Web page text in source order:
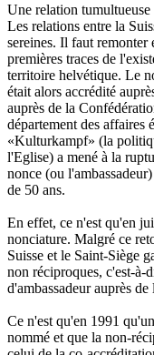
Une relation tumultueuse
Les relations entre la
sereines. Il faut
premières traces de
territoire helvétique. Le
était alors accrédité
auprès de la
département des
«Kulturkampf» (la
l'Eglise) a mené à la
nonce (ou
de 50 ans.
En effet, ce n'est qu'en
nonciature. Malgré ce
Suisse et le Saint-Siège
non réciproques, c'est-à-
d'ambassadeur auprès de
Ce n'est qu'en 1991
nommé et que la non-